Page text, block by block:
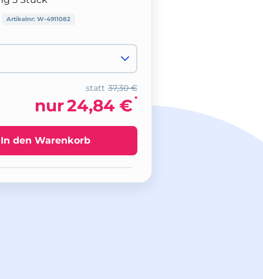
Artikelnr: W-4911082
37,30 €
statt
nur24,84 € *
In den Warenkorb